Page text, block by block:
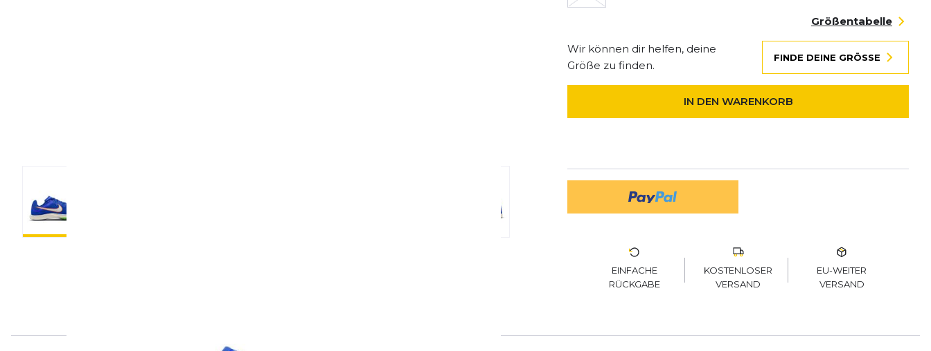
Größentabelle
Wir können dir helfen, deine
Größe zu finden.
FINDE DEINE GRÖSSE
IN DEN WARENKORB
EINFACHE
RÜCKGABE
KOSTENLOSER
VERSAND
EU-WEITER
VERSAND